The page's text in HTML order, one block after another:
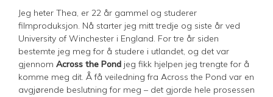
Jeg heter Thea, er 22 år gammel og studerer
filmproduksjon. Nå starter jeg mitt tredje og siste år ved
University of Winchester i England. For tre år siden
bestemte jeg meg for å studere i utlandet, og det var
gjennom Across the Pond jeg fikk hjelpen jeg trengte for å
komme meg dit. Å få veiledning fra Across the Pond var en
avgjørende beslutning for meg – det gjorde hele prosessen